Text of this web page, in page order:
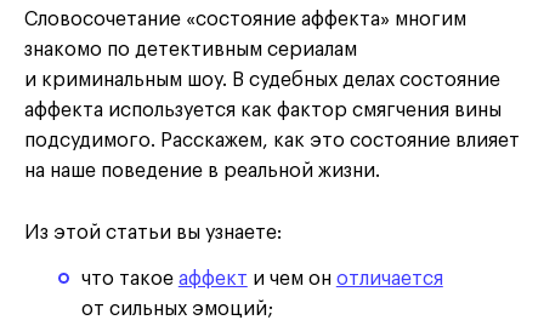
Словосочетание «состояние аффекта» многим
знакомо по детективным сериалам
и криминальным шоу. В судебных делах состояние
аффекта используется как фактор смягчения вины
подсудимого. Расскажем, как это состояние влияет
на наше поведение в реальной жизни.
Из этой статьи вы узнаете:
что такое аффект и чем он отличается
от сильных эмоций;